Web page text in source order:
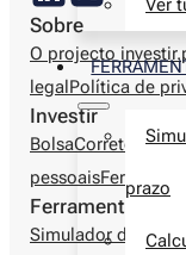
Ver
prazo
Sobre
O projecto
legalPolítica de
Investir
BolsaCorretoras
pessoais
Ferramentas
Simulador de